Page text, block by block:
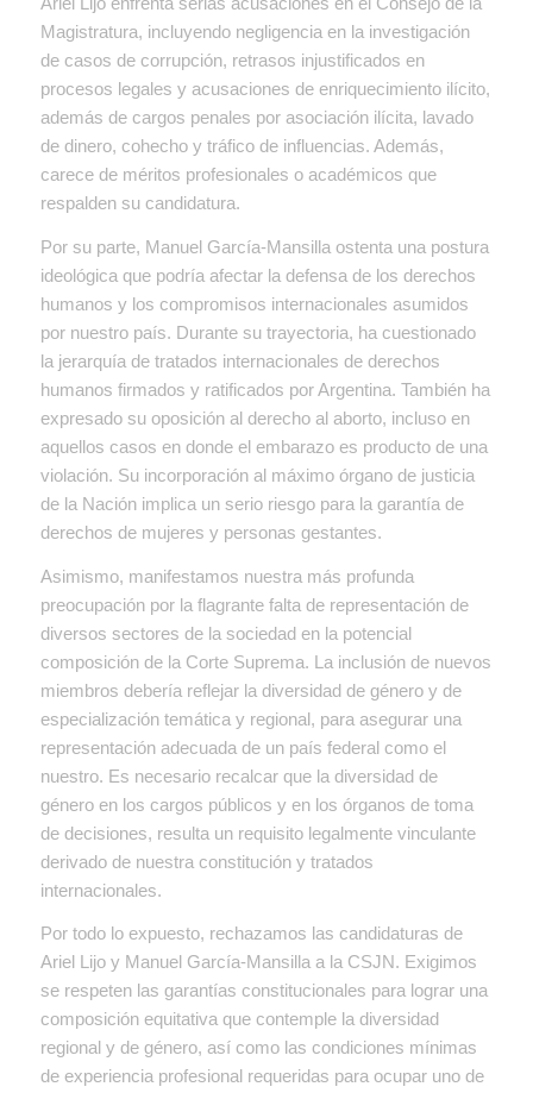
Magistratura, incluyendo negligencia en la investigación
de casos de corrupción, retrasos injustificados en
procesos legales y acusaciones de enriquecimiento ilícito,
además de cargos penales por asociación ilícita, lavado
de dinero, cohecho y tráfico de influencias. Además,
carece de méritos profesionales o académicos que
respalden su candidatura.
Por su parte, Manuel García-Mansilla ostenta una postura
ideológica que podría afectar la defensa de los derechos
humanos y los compromisos internacionales asumidos
por nuestro país. Durante su trayectoria, ha cuestionado
la jerarquía de tratados internacionales de derechos
humanos firmados y ratificados por Argentina. También ha
expresado su oposición al derecho al aborto, incluso en
aquellos casos en donde el embarazo es producto de una
violación. Su incorporación al máximo órgano de justicia
de la Nación implica un serio riesgo para la garantía de
derechos de mujeres y personas gestantes.
Asimismo, manifestamos nuestra más profunda
preocupación por la flagrante falta de representación de
diversos sectores de la sociedad en la potencial
composición de la Corte Suprema. La inclusión de nuevos
miembros debería reflejar la diversidad de género y de
especialización temática y regional, para asegurar una
representación adecuada de un país federal como el
nuestro. Es necesario recalcar que la diversidad de
género en los cargos públicos y en los órganos de toma
de decisiones, resulta un requisito legalmente vinculante
derivado de nuestra constitución y tratados
internacionales.
Por todo lo expuesto, rechazamos las candidaturas de
Ariel Lijo y Manuel García-Mansilla a la CSJN. Exigimos
se respeten las garantías constitucionales para lograr una
composición equitativa que contemple la diversidad
regional y de género, así como las condiciones mínimas
de experiencia profesional requeridas para ocupar uno de